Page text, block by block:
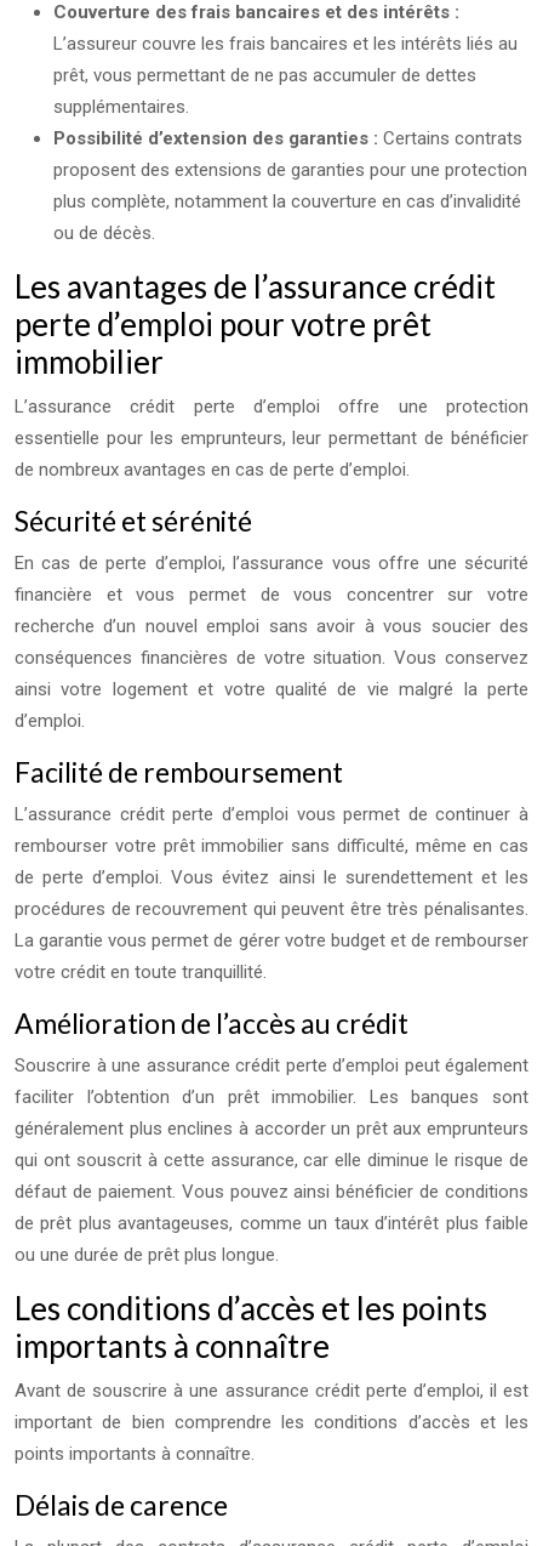
Couverture des frais bancaires et des intérêts :
L’assureur couvre les frais bancaires et les intérêts liés au
prêt, vous permettant de ne pas accumuler de dettes
supplémentaires.
Possibilité d’extension des garanties : Certains contrats
proposent des extensions de garanties pour une protection
plus complète, notamment la couverture en cas d’invalidité
ou de décès.
Les avantages de l’assurance crédit
perte d’emploi pour votre prêt
immobilier
L’assurance crédit perte d’emploi offre une protection
essentielle pour les emprunteurs, leur permettant de bénéficier
de nombreux avantages en cas de perte d’emploi.
Sécurité et sérénité
En cas de perte d’emploi, l’assurance vous offre une sécurité
financière et vous permet de vous concentrer sur votre
recherche d’un nouvel emploi sans avoir à vous soucier des
conséquences financières de votre situation. Vous conservez
ainsi votre logement et votre qualité de vie malgré la perte
d’emploi.
Facilité de remboursement
L’assurance crédit perte d’emploi vous permet de continuer à
rembourser votre prêt immobilier sans difficulté, même en cas
de perte d’emploi. Vous évitez ainsi le surendettement et les
procédures de recouvrement qui peuvent être très pénalisantes.
La garantie vous permet de gérer votre budget et de rembourser
votre crédit en toute tranquillité.
Amélioration de l’accès au crédit
Souscrire à une assurance crédit perte d’emploi peut également
faciliter l’obtention d’un prêt immobilier. Les banques sont
généralement plus enclines à accorder un prêt aux emprunteurs
qui ont souscrit à cette assurance, car elle diminue le risque de
défaut de paiement. Vous pouvez ainsi bénéficier de conditions
de prêt plus avantageuses, comme un taux d’intérêt plus faible
ou une durée de prêt plus longue.
Les conditions d’accès et les points
importants à connaître
Avant de souscrire à une assurance crédit perte d’emploi, il est
important de bien comprendre les conditions d’accès et les
points importants à connaître.
Délais de carence